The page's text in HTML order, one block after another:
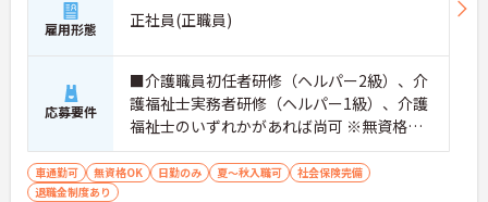
雇用形態 正社員(正職員)
応募要件
■介護職員初任者研修（ヘルパー2級）、介
護福祉士実務者研修（ヘルパー1級）、介護
福祉士のいずれかがあれば尚可 ※無資格・
未経験相談可
車通勤可 無資格OK 日勤のみ 夏～秋入職可
社会保険完備
退職金制度あり